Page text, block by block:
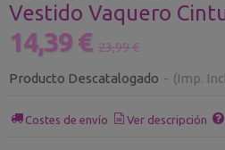
Vestido Vaquero
14,39 € 23,99 €
Producto Descatalogado - (Imp.
Costes de envío Ver descripción